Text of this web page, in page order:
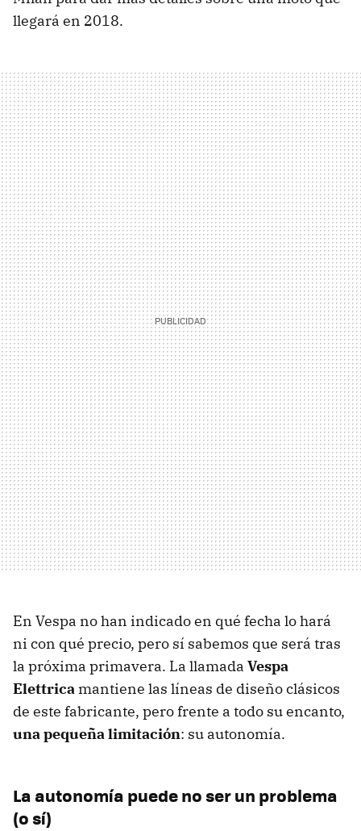
llegará en 2018.
En Vespa no han indicado en qué fecha lo hará
ni con qué precio, pero sí sabemos que será tras
la próxima primavera. La llamada Vespa
Elettrica mantiene las líneas de diseño clásicos
de este fabricante, pero frente a todo su encanto,
una pequeña limitación: su autonomía.
La autonomía puede no ser un problema
(o sí)